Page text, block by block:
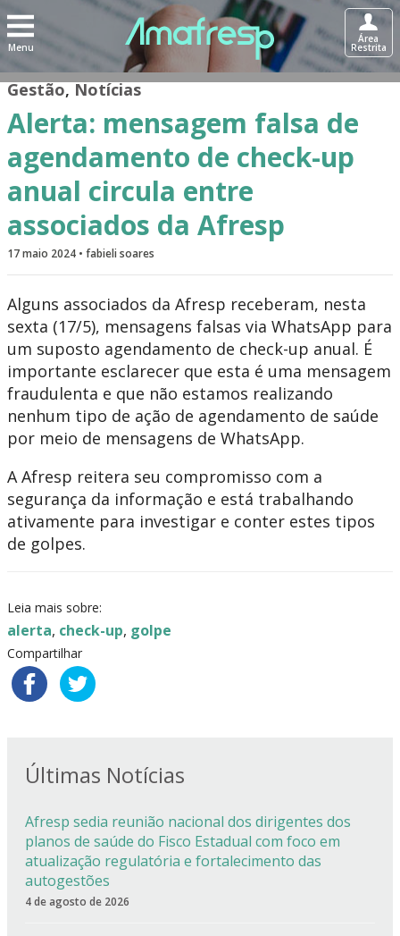
Menu
Área
Restrita
Gestão,Notícias
Alerta: mensagem falsa de
agendamento de check-up
anual circula entre
associados da Afresp
17 maio 2024 • fabieli soares
Alguns associados da Afresp receberam, nesta
sexta (17/5), mensagens falsas via WhatsApp para
um suposto agendamento de check-up anual. É
importante esclarecer que esta é uma mensagem
fraudulenta e que não estamos realizando
nenhum tipo de ação de agendamento de saúde
por meio de mensagens de WhatsApp.
A Afresp reitera seu compromisso com a
segurança da informação e está trabalhando
ativamente para investigar e conter estes tipos
de golpes.
Leia mais sobre:
alerta, check-up, golpe
Compartilhar
Últimas Notícias
Afresp sedia reunião nacional dos dirigentes dos
planos de saúde do Fisco Estadual com foco em
atualização regulatória e fortalecimento das
autogestões
4 de agosto de 2026